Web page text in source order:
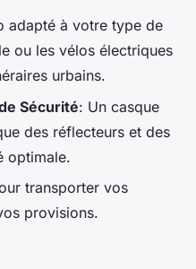
adapté à votre type de
ou les vélos électriques
urbains.
Sécurité: Un casque
des réflecteurs et des
optimale.
transporter vos
provisions.